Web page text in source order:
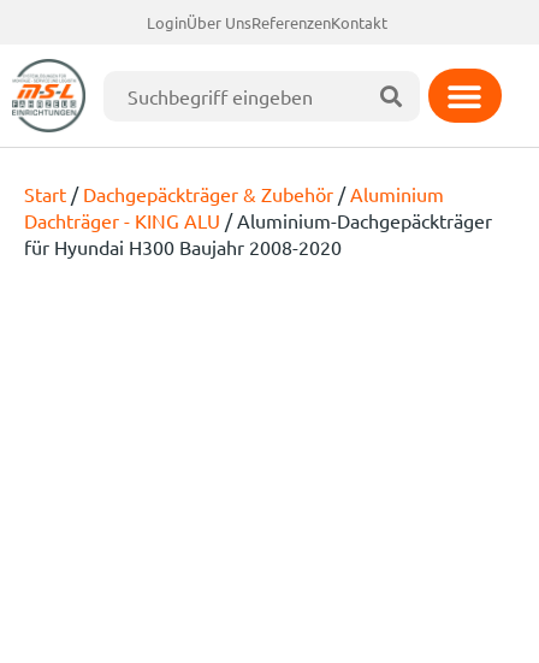
LoginÜber UnsReferenzenKontakt
Start / Dachgepäckträger & Zubehör /Aluminium
Dachträger - KING ALU / Aluminium-Dachgepäckträger
für Hyundai H300 Baujahr 2008-2020